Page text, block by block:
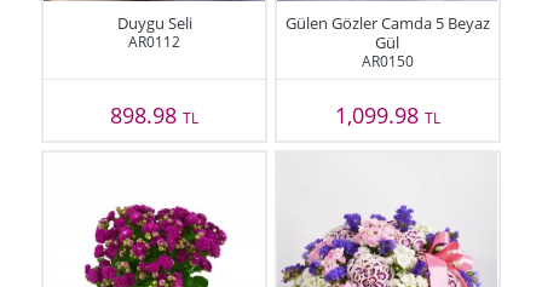
Duygu Seli
AR0112
898.98TL
Gülen Gözler Camda 5 Beyaz
Gül
AR0150
1,099.98 TL